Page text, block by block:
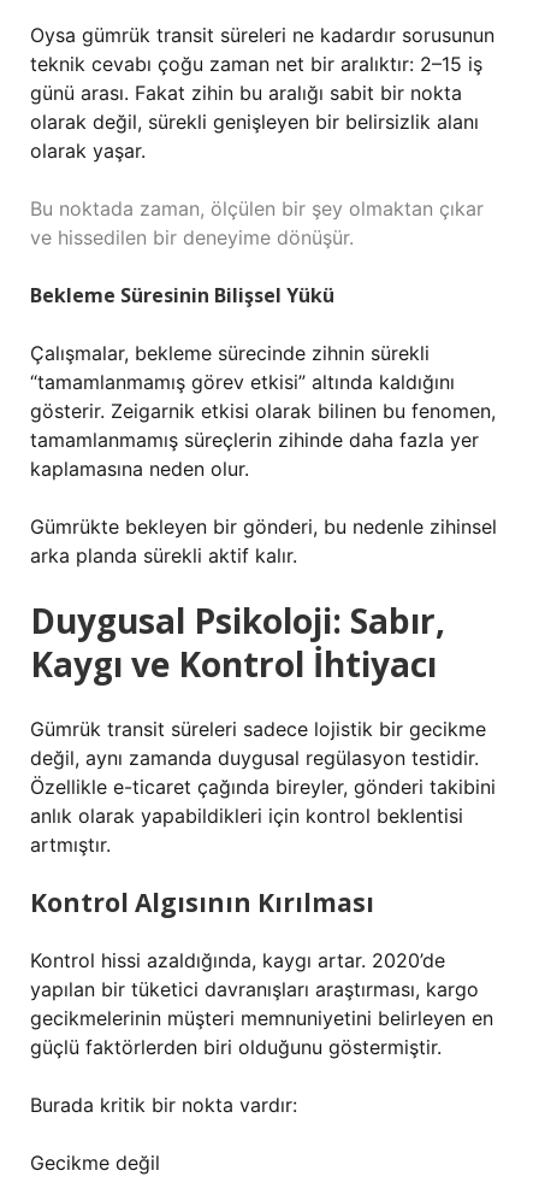
Oysa gümrük transit süreleri ne kadardır sorusunun
teknik cevabı çoğu zaman net bir aralıktır: 2–15 iş
günü arası. Fakat zihin bu aralığı sabit bir nokta
olarak değil, sürekli genişleyen bir belirsizlik alanı
olarak yaşar.
Bu noktada zaman, ölçülen bir şey olmaktan çıkar
ve hissedilen bir deneyime dönüşür.
Bekleme Süresinin Bilişsel Yükü
Çalışmalar, bekleme sürecinde zihnin sürekli
“tamamlanmamış görev etkisi” altında kaldığını
gösterir. Zeigarnik etkisi olarak bilinen bu fenomen,
tamamlanmamış süreçlerin zihinde daha fazla yer
kaplamasına neden olur.
Gümrükte bekleyen bir gönderi, bu nedenle zihinsel
arka planda sürekli aktif kalır.
Duygusal Psikoloji: Sabır,
Kaygı ve Kontrol İhtiyacı
Gümrük transit süreleri sadece lojistik bir gecikme
değil, aynı zamanda duygusal regülasyon testidir.
Özellikle e-ticaret çağında bireyler, gönderi takibini
anlık olarak yapabildikleri için kontrol beklentisi
artmıştır.
Kontrol Algısının Kırılması
Kontrol hissi azaldığında, kaygı artar. 2020’de
yapılan bir tüketici davranışları araştırması, kargo
gecikmelerinin müşteri memnuniyetini belirleyen en
güçlü faktörlerden biri olduğunu göstermiştir.
Burada kritik bir nokta vardır:
Gecikme değil